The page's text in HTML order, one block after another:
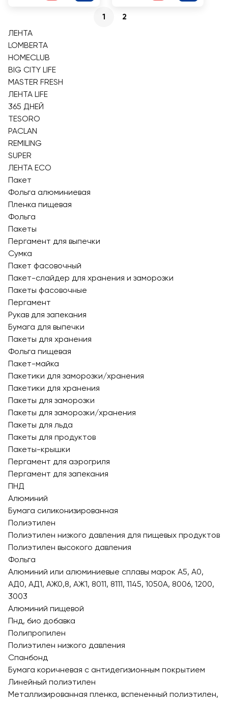
1
2
ЛЕНТА
LOMBERTA
HOMECLUB
BIG CITY LIFE
MASTER FRESH
ЛЕНТА LIFE
365 ДНЕЙ
TESORO
PACLAN
REMILING
SUPER
ЛЕНТА ECO
Пакет
Фольга алюминиевая
Пленка пищевая
Фольга
Пакеты
Пергамент для выпечки
Сумка
Пакет фасовочный
Пакет-слайдер для хранения и заморозки
Пакеты фасовочные
Пергамент
Рукав для запекания
Бумага для выпечки
Пакеты для хранения
Фольга пищевая
Пакет-майка
Пакетики для заморозки/хранения
Пакетики для хранения
Пакеты для заморозки
Пакеты для заморозки/хранения
Пакеты для льда
Пакеты для продуктов
Пакеты-крышки
Пергамент для аэрогриля
Пергамент для запекания
ПНД
Алюминий
Бумага силиконизированная
Полиэтилен
Полиэтилен низкого давления для пищевых продуктов
Полиэтилен высокого давления
Фольга
Алюминий или алюминиевые сплавы марок А5, А0,
АД0, АД1, АЖ0,8, АЖ1, 8011, 8111, 1145, 1050А, 8006, 1200,
3003
Алюминий пищевой
Пнд, био добавка
Полипропилен
Полиэтилен низкого давления
Спанбонд
Бумага коричневая с антидегизионным покрытием
Линейный полиэтилен
Металлизированная пленка, вспененный полиэтилен,